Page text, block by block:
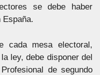
se debe haber
España.
cada mesa electoral,
ley, debe disponer del
de segundo